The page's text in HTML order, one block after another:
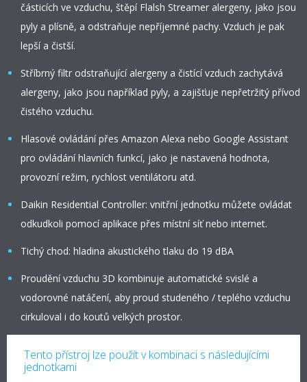
částicích ve vzduchu, štěpí Flalsh Streamer alergeny, jako jsou
pyly a plísně, a odstraňuje nepříjemné pachy. Vzduch je pak
lepší a čistší.
Stříbrný filtr odstraňující alergeny a čistící vzduch zachytává
alergeny, jako jsou například pyly, a zajišťuje nepřetržitý přívod
čistého vzduchu.
Hlasové ovládání přes Amazon Alexa nebo Google Assistant
pro ovládání hlavních funkcí, jako je nastavená hodnota,
provozní režim, rychlost ventilátoru atd.
Daikin Residential Controller: vnitřní jednotku můžete ovládat
odkudkoli pomocí aplikace přes místní síť nebo internet.
Tichý chod: hladina akustického tlaku do 19 dBA
Proudění vzduchu 3D kombinuje automatické svislé a
vodorovné natáčení, aby proud studeného / teplého vzduchu
cirkuloval i do koutů velkých prostor.
Tento přístroj lze použít v kombinaci s následujícími
jednotkami